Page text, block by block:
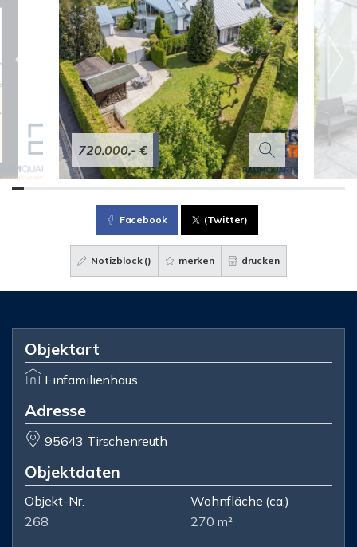
720.000,- €
Facebook (Twitter)
Notizblock () merken drucken
Objektart
Einfamilienhaus
Adresse
95643 Tirschenreuth
Objektdaten
Objekt-Nr.
268
Wohnfläche (ca.)
270 m²